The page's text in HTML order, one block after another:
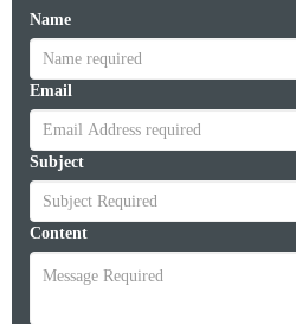
Name
Email
Subject
Content